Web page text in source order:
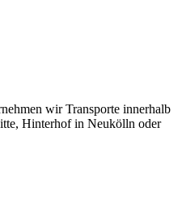
wir Transporte innerhalb
Hinterhof in Neukölln oder